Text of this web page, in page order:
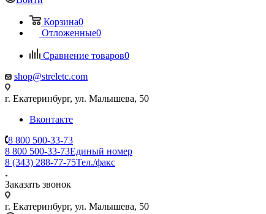
Корзина0
Отложенные0
Сравнение товаров0
shop@streletc.com
г. Екатеринбург, ул. Малышева, 50
Вконтакте
8 800 500-33-73
8 800 500-33-73Единый номер
8 (343) 288-77-75Тел./факс
Заказать звонок
г. Екатеринбург, ул. Малышева, 50